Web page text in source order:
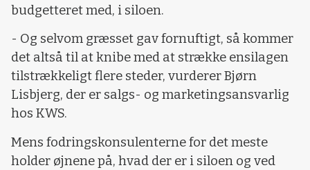
budgetteret med, i siloen.
- Og selvom græsset gav fornuftigt, så kommer
det altså til at knibe med at strække ensilagen
tilstrækkeligt flere steder, vurderer Bjørn
Lisbjerg, der er salgs- og marketingsansvarlig
hos KWS.
Mens fodringskonsulenterne for det meste
holder øjnene på, hvad der er i siloen og ved